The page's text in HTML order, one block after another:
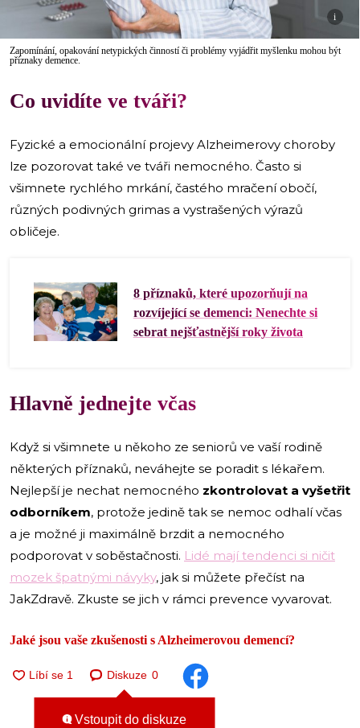
i
Zapomínání, opakování netypických činností či problémy vyjádřit myšlenku mohou být
příznaky demence.
Co uvidíte ve tváři?
Fyzické a emocionální projevy Alzheimerovy choroby
lze pozorovat také ve tváři nemocného. Často si
všimnete rychlého mrkání, častého mračení obočí,
různých podivných grimas a vystrašených výrazů
obličeje.
8 příznaků, které upozorňují na
rozvíjející se demenci: Nenechte si
sebrat nejšťastnější roky života
Hlavně jednejte včas
Když si všimnete u někoho ze seniorů ve vaší rodině
některých příznaků, neváhejte se poradit s lékařem.
Nejlepší je nechat nemocného zkontrolovat a vyšetřit
odborníkem, protože jedině tak se nemoc odhalí včas
a je možné ji maximálně brzdit a nemocného
podporovat v soběstačnosti. Lidé mají tendenci si ničit
mozek špatnými návyky, jak si můžete přečíst na
JakZdravě. Zkuste se jich v rámci prevence vyvarovat.
Jaké jsou vaše zkušenosti s Alzheimerovou demencí?
Diskuze 0
Vstoupit do diskuze